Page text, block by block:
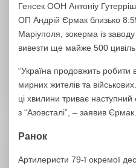
Генсек ООН Антоніу Гутерріш
ОП Андрій Єрмак близько
Маріуполя, зокерма із
вивезти ще майже 500
“Україна продовжить робити
мирних жителів та
ці хвилини триває
з “Азовсталі”, – заявив Єрмак.
Ранок
Артилеристи 79-ї окремої